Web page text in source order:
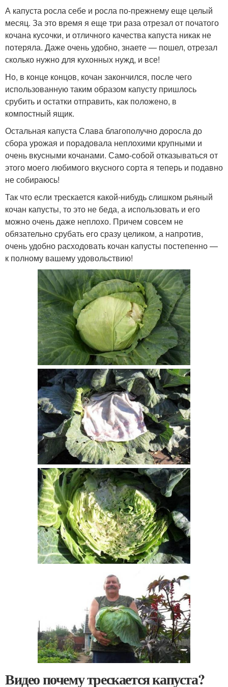
А капуста росла себе и росла по-прежнему еще целый
месяц. За это время я еще три раза отрезал от початого
кочана кусочки, и отличного качества капуста никак не
потеряла. Даже очень удобно, знаете — пошел, отрезал
сколько нужно для кухонных нужд, и все!
Но, в конце концов, кочан закончился, после чего
использованную таким образом капусту пришлось
срубить и остатки отправить, как положено, в
компостный ящик.
Остальная капуста Слава благополучно доросла до
сбора урожая и порадовала неплохими крупными и
очень вкусными кочанами. Само-собой отказываться от
этого моего любимого вкусного сорта я теперь и подавно
не собираюсь!
Так что если трескается какой-нибудь слишком рьяный
кочан капусты, то это не беда, а использовать и его
можно очень даже неплохо. Причем совсем не
обязательно срубать его сразу целиком, а напротив,
очень удобно расходовать кочан капусты постепенно —
к полному вашему удовольствию!
Видео почему трескается капуста?